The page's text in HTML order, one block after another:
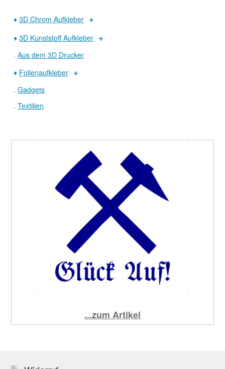
♦3D Chrom Aufkleber
♦3D Kunststoff Aufkleber
.Aus dem 3D Drucker
♦ Folienaufkleber
.Gadgets
.Textilien
...zum Artikel